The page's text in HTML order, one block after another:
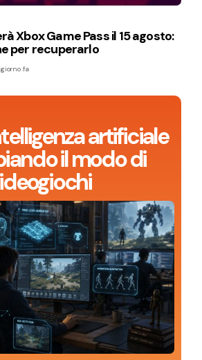
artificiale
il modo di
Xbox Game Pass il 15 agosto:
per recuperarlo
giorno fa